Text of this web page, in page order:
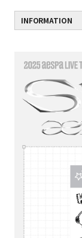
INFORMATION